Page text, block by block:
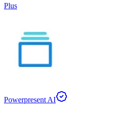
Plus
Powerpresent AI